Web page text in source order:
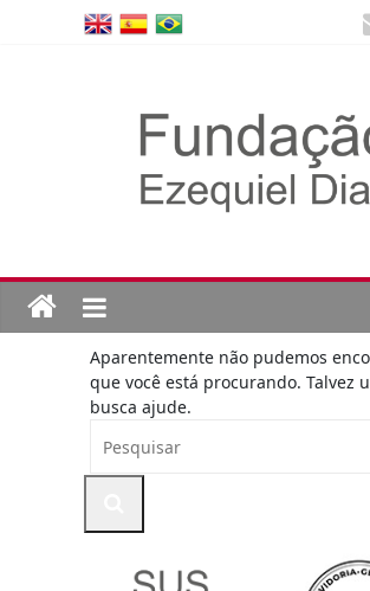
Aparentemente não pudemos
que você está procurando. Talvez
busca ajude.